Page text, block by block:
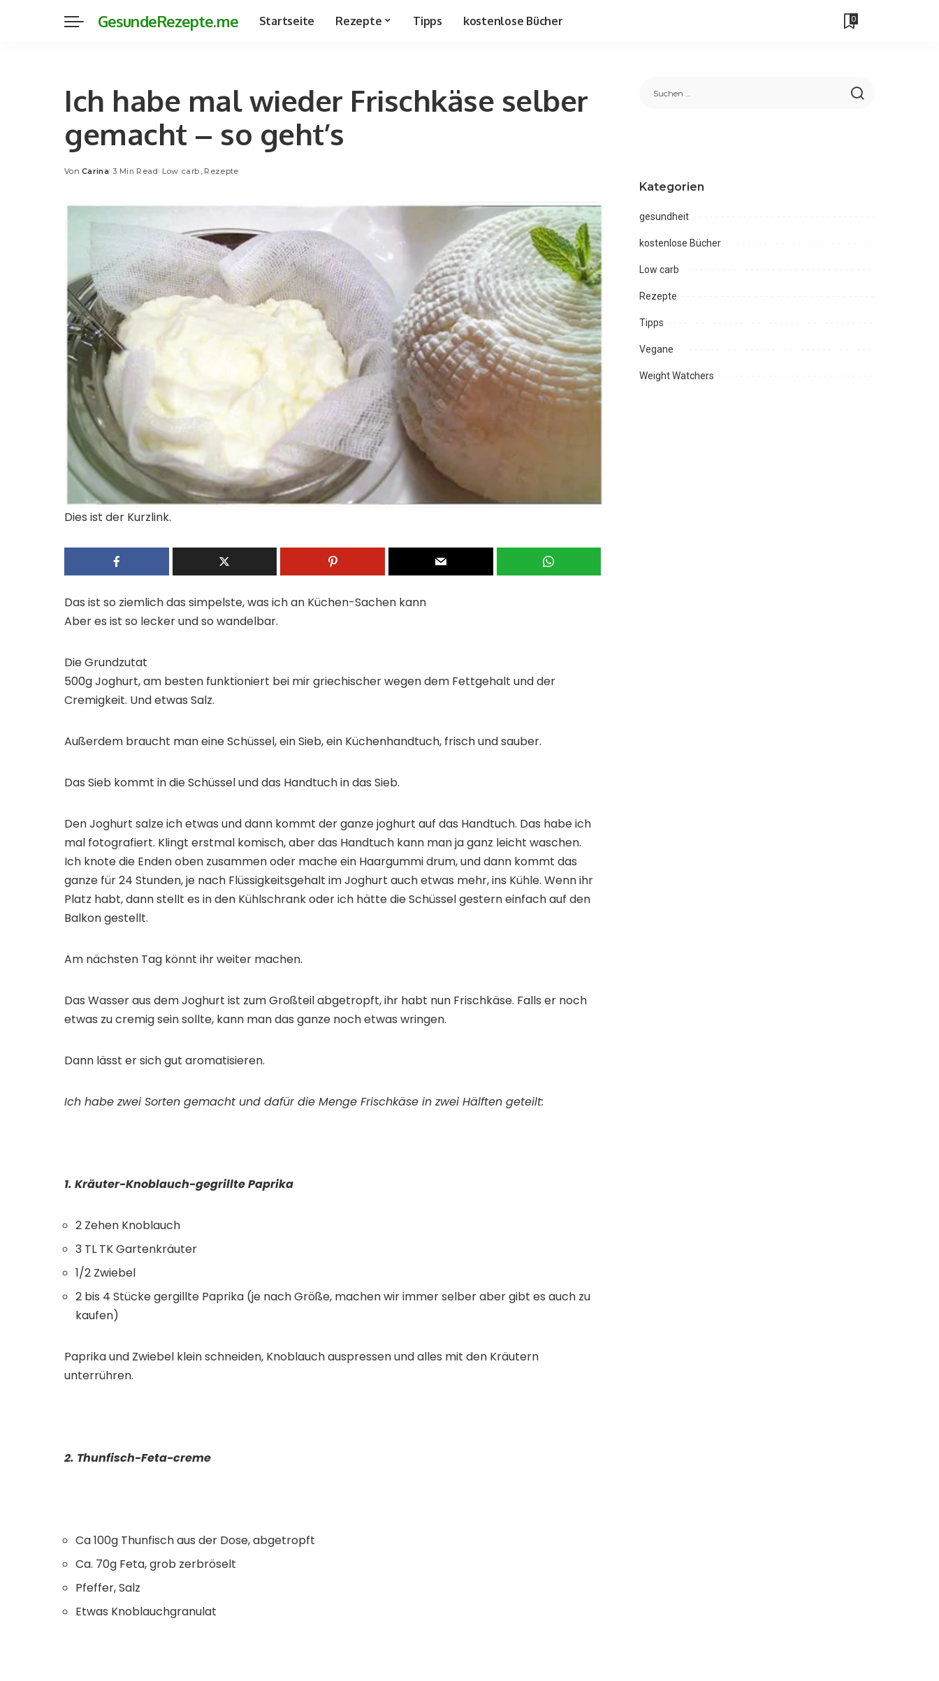
GesundeRezepte.me Startseite Rezepte Tipps kostenlose Bücher 0
Ich habe mal wieder Frischkäse selber
gemacht – so geht’s
Posted
Von Carina 3 Min Read Low carb Rezepte
Dies ist der Kurzlink.
Das ist so ziemlich das simpelste, was ich an Küchen-Sachen kann
Aber es ist so lecker und so wandelbar.
Die Grundzutat
500g Joghurt, am besten funktioniert bei mir griechischer wegen dem Fettgehalt und der
Cremigkeit. Und etwas Salz.
Außerdem braucht man eine Schüssel, ein Sieb, ein Küchenhandtuch, frisch und sauber.
Das Sieb kommt in die Schüssel und das Handtuch in das Sieb.
Den Joghurt salze ich etwas und dann kommt der ganze joghurt auf das Handtuch. Das habe ich
mal fotografiert. Klingt erstmal komisch, aber das Handtuch kann man ja ganz leicht waschen.
Ich knote die Enden oben zusammen oder mache ein Haargummi drum, und dann kommt das
ganze für 24 Stunden, je nach Flüssigkeitsgehalt im Joghurt auch etwas mehr, ins Kühle. Wenn ihr
Platz habt, dann stellt es in den Kühlschrank oder ich hätte die Schüssel gestern einfach auf den
Balkon gestellt.
Am nächsten Tag könnt ihr weiter machen.
Das Wasser aus dem Joghurt ist zum Großteil abgetropft, ihr habt nun Frischkäse. Falls er noch
etwas zu cremig sein sollte, kann man das ganze noch etwas wringen.
Dann lässt er sich gut aromatisieren.
Ich habe zwei Sorten gemacht und dafür die Menge Frischkäse in zwei Hälften geteilt:
1. Kräuter-Knoblauch-gegrillte Paprika
2 Zehen Knoblauch
3 TL TK Gartenkräuter
1/2 Zwiebel
2 bis 4 Stücke gergillte Paprika (je nach Größe, machen wir immer selber aber gibt es auch zu
kaufen)
Paprika und Zwiebel klein schneiden, Knoblauch auspressen und alles mit den Kräutern
unterrühren.
2. Thunfisch-Feta-creme
Ca 100g Thunfisch aus der Dose, abgetropft
Ca. 70g Feta, grob zerbröselt
Pfeffer, Salz
Etwas Knoblauchgranulat
Kategorien
gesundheit
kostenlose Bücher
Low carb
Rezepte
Tipps
Vegane
Weight Watchers